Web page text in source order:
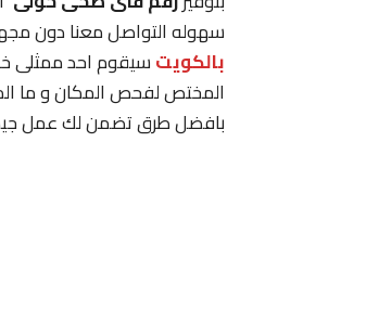
سهوله التواصل معنا دون
بالكويتسيقوم احد ممثلى
المختص لفحص المكان و ما
بافضل طرق تضمن لك عمل جيد